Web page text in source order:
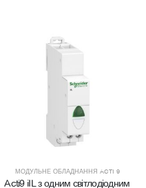
МОДУЛЬНЕ ОБЛАДНАННЯ ACTI 9
Acti9 iIL з одним світлодіодним